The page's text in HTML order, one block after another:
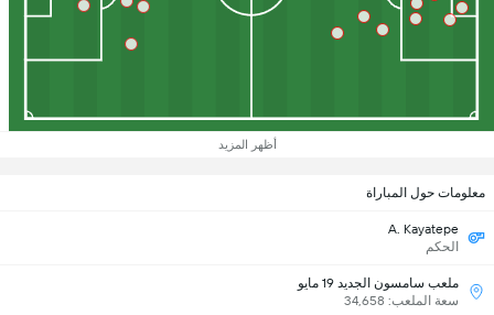
أظهر المزيد
معلومات حول المباراة
A. Kayatepe
الحكم
ملعب سامسون الجديد 19 مايو
سعة الملعب: 34,658